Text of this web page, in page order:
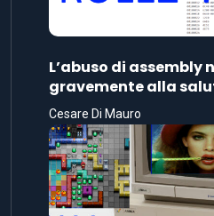
L’abuso di assembly
gravemente alla
Cesare Di Mauro